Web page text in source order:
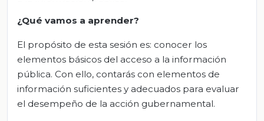
¿Qué vamos a aprender?
El propósito de esta sesión es: conocer los
elementos básicos del acceso a la información
pública. Con ello, contarás con elementos de
información suficientes y adecuados para evaluar
el desempeño de la acción gubernamental.